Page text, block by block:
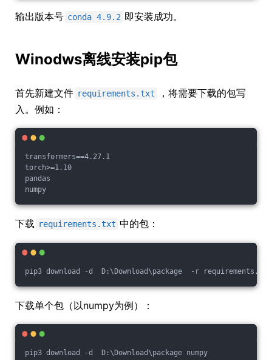
输出版本号 conda 4.9.2 即安装成功。
Winodws离线安装pip包
首先新建文件 requirements.txt
，将需要下载的包写
入。例如：
transformers==4.27.1
torch>=1.10
pandas
下载 requirements.txt 中的包：
pip3 download -d  D:\Download\package  -r requirements.txt
下载单个包（以numpy为例）：
pip3 download -d  D:\Download\package numpy